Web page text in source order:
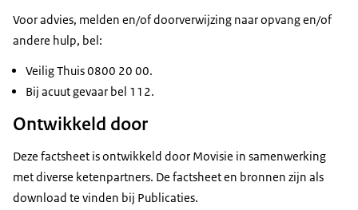
Voor advies, melden en/of doorverwijzing naar opvang en/of
andere hulp, bel:
Veilig Thuis 0800 20 00.
Bij acuut gevaar bel 112.
Ontwikkeld door
Deze factsheet is ontwikkeld door Movisie in samenwerking
met diverse ketenpartners. De factsheet en bronnen zijn als
download te vinden bij Publicaties.